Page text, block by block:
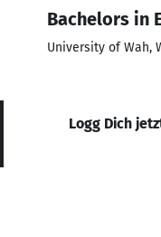
Bachelors in
University of Wah,
Logg Dich